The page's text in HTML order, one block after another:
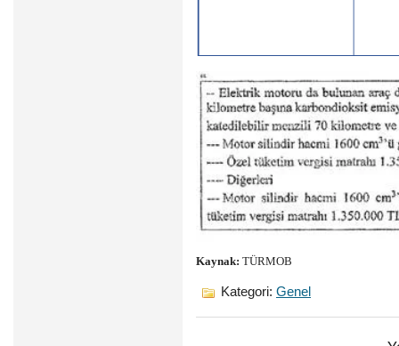
Kaynak: TÜRMOB
Kategori: Genel